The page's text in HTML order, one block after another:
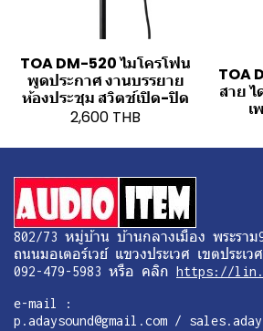
TOA DM-520 ไมโครโฟน
พูดประกาศ งานบรรยาย
ห้องประชุม สวิตช์เปิด-ปิด
2,600 THB
TOA
สาย ไ
เ
802/73 หมู่บ้าน บ้านกลางเมือง พระรา
ถนนมอเตอร์เวย์ แขวงประเวศ เขตประเ
092-479-5983 หรือ คลิก https://
e-mail :
p.adaysound@gmail.com /